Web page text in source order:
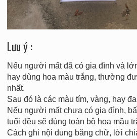
Lưu ý :
Nếu người mất đã có gia đình và
hay dùng hoa màu trắng, thường
nhất.
Sau đó là các màu tím, vàng, hay
Nếu người mất chưa có gia đình,
tuổi đều sẽ dùng toàn bộ hoa mầu
Cách ghi nội dung băng chữ, lời